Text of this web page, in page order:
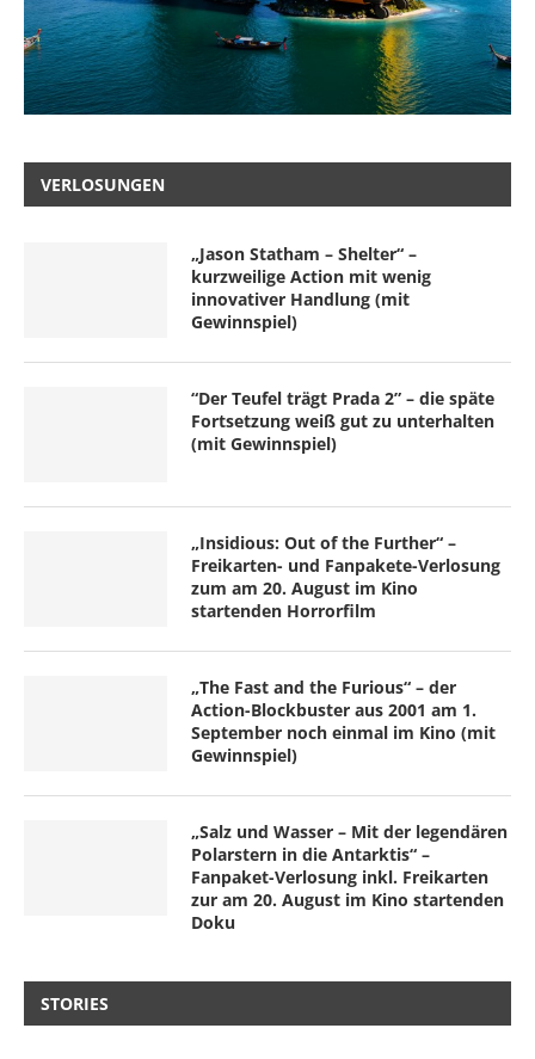
VERLOSUNGEN
„Jason Statham – Shelter“ –
kurzweilige Action mit wenig
innovativer Handlung (mit
Gewinnspiel)
“Der Teufel trägt Prada 2” – die späte
Fortsetzung weiß gut zu unterhalten
(mit Gewinnspiel)
„Insidious: Out of the Further“ –
Freikarten- und Fanpakete-Verlosung
zum am 20. August im Kino
startenden Horrorfilm
„The Fast and the Furious“ – der
Action-Blockbuster aus 2001 am 1.
September noch einmal im Kino (mit
Gewinnspiel)
„Salz und Wasser – Mit der legendären
Polarstern in die Antarktis“ –
Fanpaket-Verlosung inkl. Freikarten
zur am 20. August im Kino startenden
Doku
STORIES